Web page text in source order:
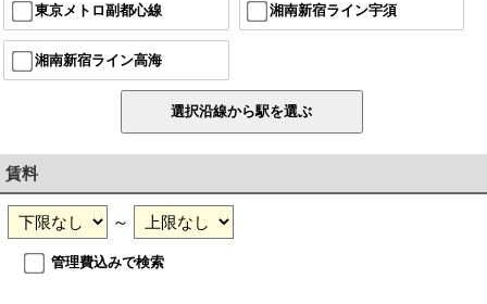
東京メトロ副都心線 湘南新宿ライン宇須
湘南新宿ライン高海
賃料
～
管理費込みで検索